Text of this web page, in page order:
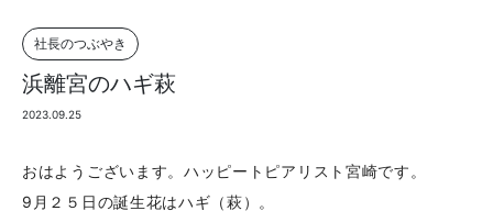
社長のつぶやき
浜離宮のハギ萩
2023.09.25
おはようございます。ハッピートピアリスト宮崎です。
9月２５日の誕生花はハギ（萩）。